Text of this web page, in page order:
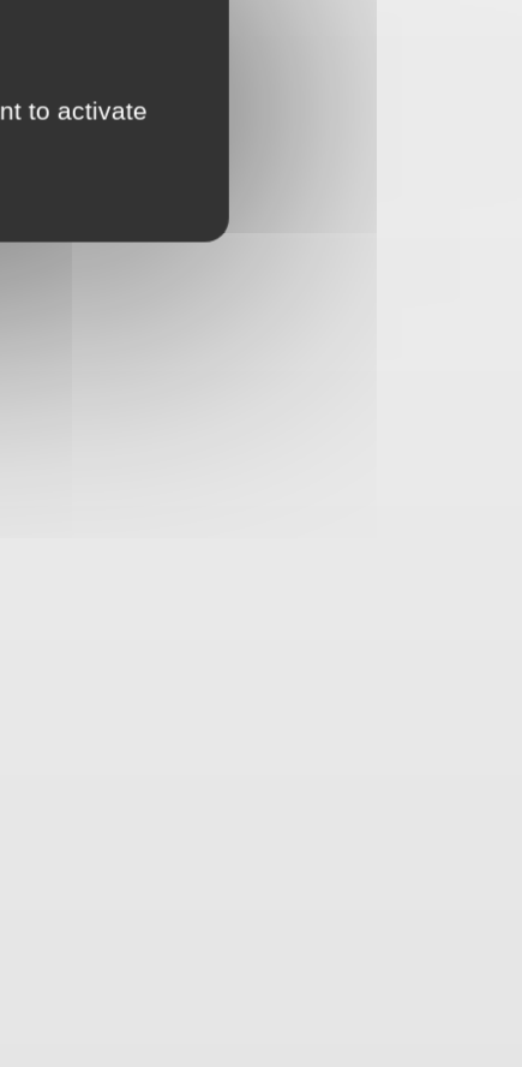
to activate